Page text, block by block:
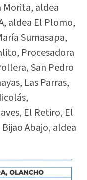
Morita, aldea
aldea El Plomo,
Sumasapa,
Procesadora
San Pedro
Las Parras,
El Retiro, El
Abajo, aldea